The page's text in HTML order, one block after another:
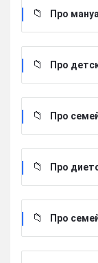
Про
Про
Про
Про
Про